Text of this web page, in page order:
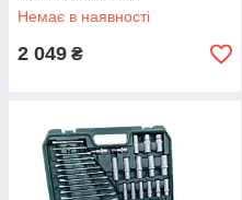
Немає в наявності
2 049 ₴